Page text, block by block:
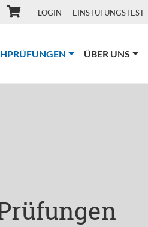
LOGIN EINSTUFUNGSTEST
(CURRENT)
ÜBER UNS